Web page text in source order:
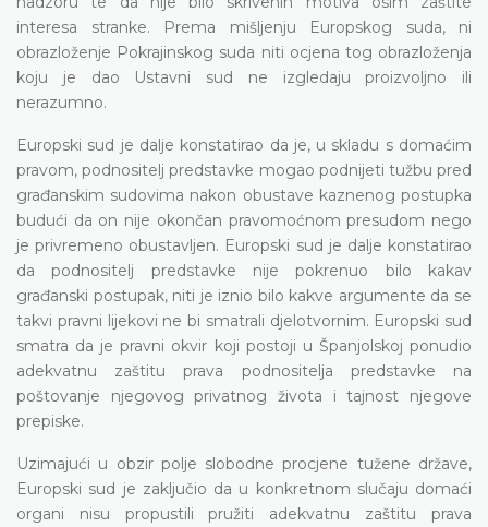
interesa stranke. Prema mišljenju Europskog suda, ni
obrazloženje Pokrajinskog suda niti ocjena tog obrazloženja
koju je dao Ustavni sud ne izgledaju proizvoljno ili
nerazumno.
Europski sud je dalje konstatirao da je, u skladu s domaćim
pravom, podnositelj predstavke mogao podnijeti tužbu pred
građanskim sudovima nakon obustave kaznenog postupka
budući da on nije okončan pravomoćnom presudom nego
je privremeno obustavljen. Europski sud je dalje konstatirao
da podnositelj predstavke nije pokrenuo bilo kakav
građanski postupak, niti je iznio bilo kakve argumente da se
takvi pravni lijekovi ne bi smatrali djelotvornim. Europski sud
smatra da je pravni okvir koji postoji u Španjolskoj ponudio
adekvatnu zaštitu prava podnositelja predstavke na
poštovanje njegovog privatnog života i tajnost njegove
prepiske.
Uzimajući u obzir polje slobodne procjene tužene države,
Europski sud je zaključio da u konkretnom slučaju domaći
organi nisu propustili pružiti adekvatnu zaštitu prava